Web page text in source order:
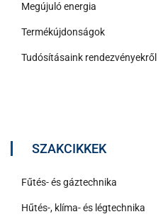
Megújuló energia
Termékújdonságok
Tudósításaink rendezvényekről
SZAKCIKKEK
Fűtés- és gáztechnika
Hűtés-, klíma- és légtechnika